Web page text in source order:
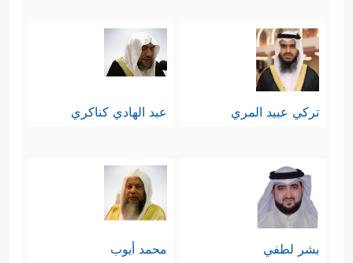
تركي عبيد المري عبد الهادي كناكري
بشر لطفي محمد أيوب